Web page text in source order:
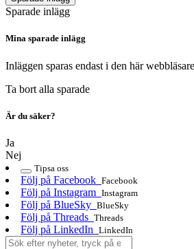
Sparade inlägg
Mina sparade inlägg
Inläggen sparas endast i den här
Ta bort alla sparade
Är du säker?
Ja
Nej
Tipsa oss
Följ på Facebook Facebook
Följ på Instagram Instagram
Följ på BlueSky BlueSky
Följ på Threads Threads
Följ på LinkedIn LinkedIn